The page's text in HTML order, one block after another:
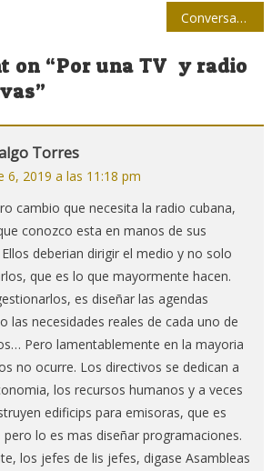
Conversando con Atilio Borón
on “Por una TV y radio
”
Torres
6, 2019 a las 11:18 pm
cambio que necesita la radio cubana,
conozco esta en manos de sus
deberian dirigir el medio y no solo
que es lo que mayormente hacen.
es diseñar las agendas
las necesidades reales de cada uno de
Pero lamentablemente en la mayoria
no ocurre. Los directivos se dedican a
los recursos humanos y a veces
edificips para emisoras, que es
pero lo es mas diseñar programaciones.
los jefes de lis jefes, digase Asambleas